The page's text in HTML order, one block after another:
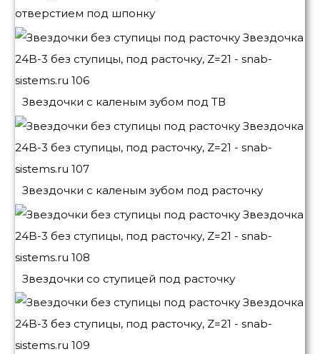
отверстием под шпонку
Звездочки с каленым зубом под ТВ
Звездочки с каленым зубом под расточку
Звездочки со ступицей под расточку